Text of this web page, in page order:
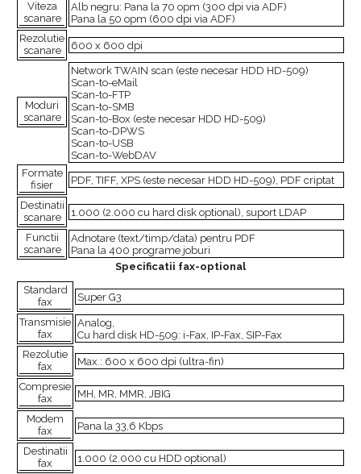
Viteza
scanare
Alb negru: Pana la 70 opm (300 dpi via ADF)
Pana la 50 opm (600 dpi via ADF)
Rezolutie
scanare
600 x 600 dpi
Moduri
scanare
Network TWAIN scan (este necesar HDD HD-509)
Scan-to-eMail
Scan-to-FTP
Scan-to-SMB
Scan-to-Box (este necesar HDD HD-509)
Scan-to-DPWS
Scan-to-USB
Scan-to-WebDAV
Formate
fisier
PDF, TIFF, XPS (este necesar HDD HD-509), PDF criptat
Destinatii
scanare
1.000 (2.000 cu hard disk optional), suport LDAP
Functii
scanare
Adnotare (text/timp/data) pentru PDF
Pana la 400 programe joburi
Specificatii fax-optional
Standard
fax
Super G3
Transmisie
fax
Analog,
Cu hard disk HD-509: i-Fax, IP-Fax, SIP-Fax
Rezolutie
fax
Max.: 600 x 600 dpi (ultra-fin)
Compresie
fax
MH, MR, MMR, JBIG
Modem
fax
Pana la 33,6 Kbps
Destinatii
fax
1.000 (2.000 cu HDD optional)